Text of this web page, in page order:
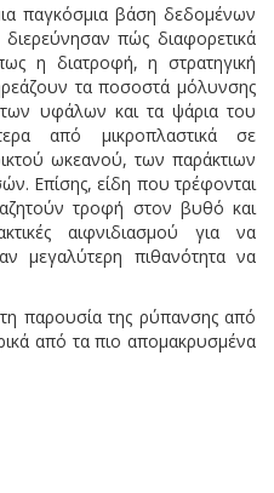
παγκόσμια βάση δεδομένων
πώς διαφορετικά
η διατροφή, η στρατηγική
τα ποσοστά μόλυνσης
υφάλων και τα ψάρια του
από μικροπλαστικά σε
ωκεανού, των παράκτιων
Επίσης, είδη που τρέφονται
τροφή στον βυθό και
αιφνιδιασμού για να
μεγαλύτερη πιθανότητα να
παρουσία της ρύπανσης από
από τα πιο απομακρυσμένα